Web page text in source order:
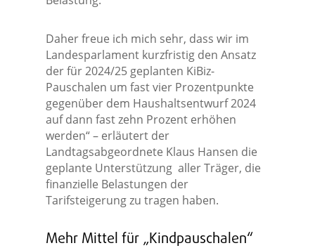
Daher freue ich mich sehr, dass wir im
Landesparlament kurzfristig den Ansatz
der für 2024/25 geplanten KiBiz-
Pauschalen um fast vier Prozentpunkte
gegenüber dem Haushaltsentwurf 2024
auf dann fast zehn Prozent erhöhen
werden“ – erläutert der
Landtagsabgeordnete Klaus Hansen die
geplante Unterstützung aller Träger, die
finanzielle Belastungen der
Tarifsteigerung zu tragen haben.
Mehr Mittel für „Kindpauschalen“